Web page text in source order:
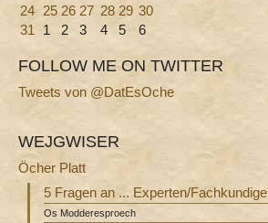
24 25 26 27 28 29 30
31
1 2 3 4 5 6
FOLLOW ME ON TWITTER
Tweets von @DatEsOche
WEJGWISER
Öcher Platt
5 Fragen an ... Experten/Fachkundige
Os Modderesproech